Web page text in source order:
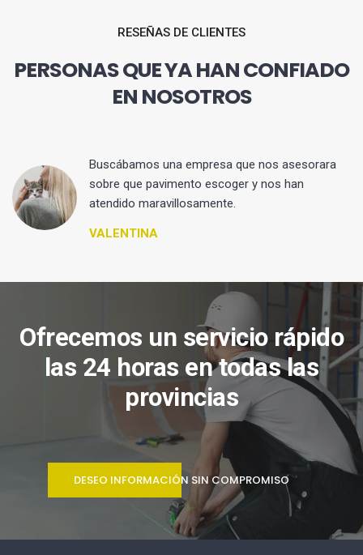
RESEÑAS DE CLIENTES
PERSONAS QUE YA HAN CONFIADO
EN NOSOTROS
Buscábamos una empresa que nos asesorara
sobre que pavimento escoger y nos han
atendido maravillosamente.
VALENTINA
Ofrecemos un servicio rápido
las 24 horas en todas las
provincias
DESEO INFORMACIÓN SIN COMPROMISO